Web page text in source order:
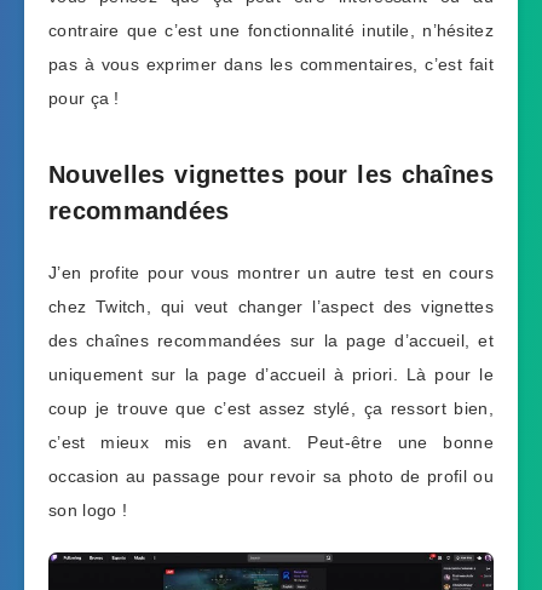
contraire que c’est une fonctionnalité inutile, n’hésitez
pas à vous exprimer dans les commentaires, c’est fait
pour ça !
Nouvelles vignettes pour les chaînes
recommandées
J’en profite pour vous montrer un autre test en cours
chez Twitch, qui veut changer l’aspect des vignettes
des chaînes recommandées sur la page d’accueil, et
uniquement sur la page d’accueil à priori. Là pour le
coup je trouve que c’est assez stylé, ça ressort bien,
c’est mieux mis en avant. Peut-être une bonne
occasion au passage pour revoir sa photo de profil ou
son logo !